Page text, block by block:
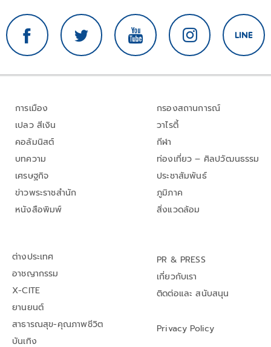
การเมือง
เปลว สีเงิน
คอลัมนิสต์
บทความ
เศรษฐกิจ
ข่าวพระราชสำนัก
หนังสือพิมพ์
กรองสถานการณ์
วาไรตี้
กีฬา
ท่องเที่ยว – ศิลปวัฒนธรรม
ประชาสัมพันธ์
ภูมิภาค
สิ่งแวดล้อม
ต่างประเทศ
อาชญากรรม
X-CITE
ยานยนต์
สาธารณสุข-คุณภาพชีวิต
บันเทิง
PR & PRESS
เกี่ยวกับเรา
ติดต่อและ สนับสนุน
Privacy Policy